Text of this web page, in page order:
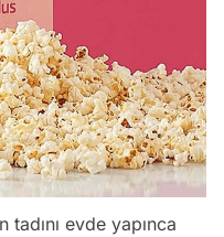
tadını evde yapınca